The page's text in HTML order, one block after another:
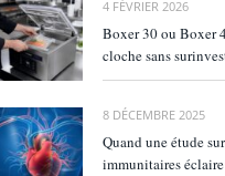
4 FÉVRIER 2026
Boxer 30 ou Boxer
cloche sans
8 DÉCEMBRE 2025
Quand une étude
immunitaires